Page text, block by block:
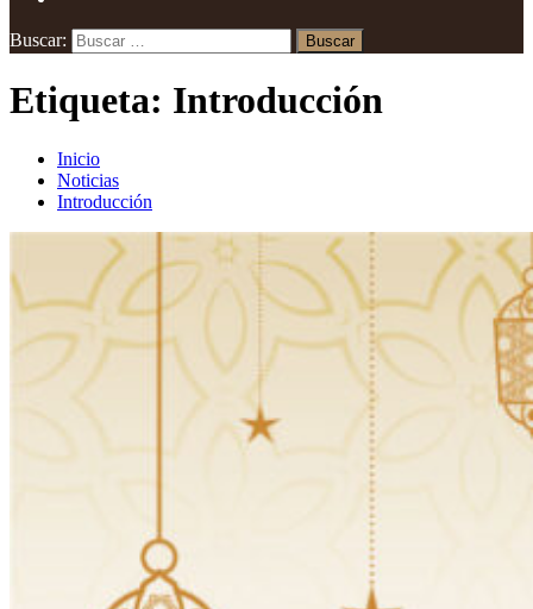
Buscar:
Etiqueta: Introducción
Inicio
Noticias
Introducción